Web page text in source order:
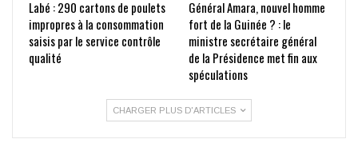
Labé : 290 cartons de poulets
impropres à la consommation
saisis par le service contrôle
qualité
Général Amara, nouvel homme
fort de la Guinée ? : le
ministre secrétaire général
de la Présidence met fin aux
spéculations
CHARGER PLUS D'ARTICLES